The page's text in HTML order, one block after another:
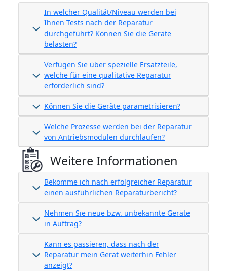
In welcher Qualität/Niveau werden bei
Ihnen Tests nach der Reparatur
durchgeführt? Können Sie die Geräte
belasten?
Verfügen Sie über spezielle Ersatzteile,
welche für eine qualitative Reparatur
erforderlich sind?
Können Sie die Geräte parametrisieren?
Welche Prozesse werden bei der Reparatur
von Antriebsmodulen durchlaufen?
Weitere Informationen
Bekomme ich nach erfolgreicher Reparatur
einen ausführlichen Reparaturbericht?
Nehmen Sie neue bzw. unbekannte Geräte
in Auftrag?
Kann es passieren, dass nach der
Reparatur mein Gerät weiterhin Fehler
anzeigt?